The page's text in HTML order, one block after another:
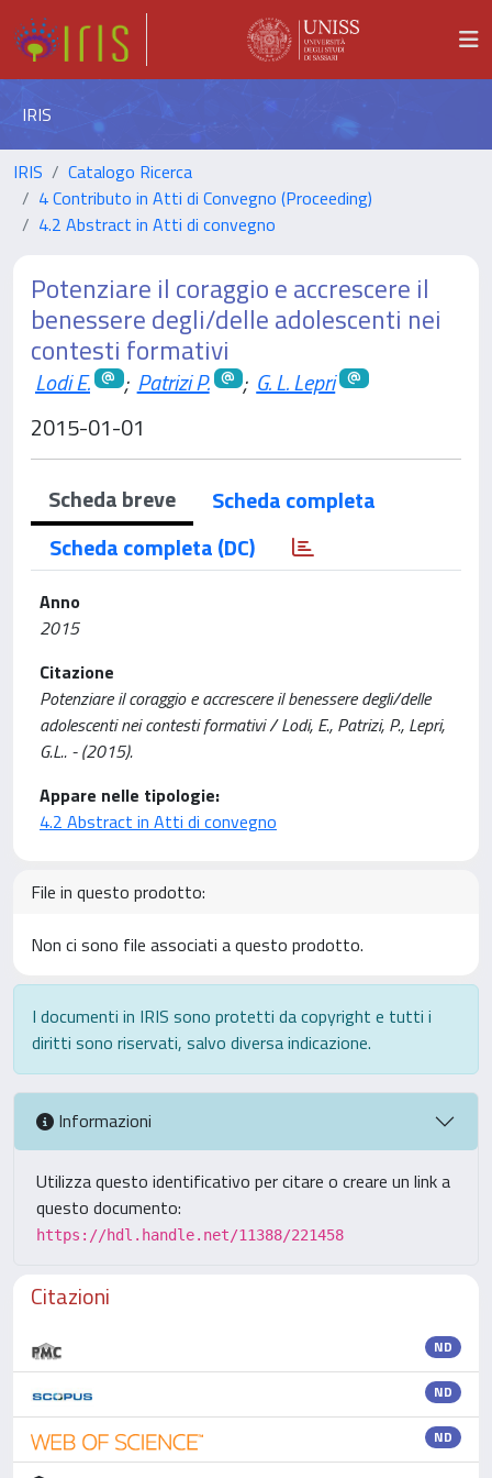
IRIS
IRIS
Catalogo Ricerca
4 Contributo in Atti di Convegno (Proceeding)
4.2 Abstract in Atti di convegno
Potenziare il coraggio e accrescere il
benessere degli/delle adolescenti nei
contesti formativi
Lodi E. ; Patrizi P. ; G. L. Lepri
2015-01-01
Scheda breve
Scheda completa
Scheda completa (DC)
Anno
2015
Citazione
Potenziare il coraggio e accrescere il benessere degli/delle
adolescenti nei contesti formativi / Lodi, E., Patrizi, P., Lepri,
G.L.. - (2015).
Appare nelle tipologie:
4.2 Abstract in Atti di convegno
File in questo prodotto:
Non ci sono file associati a questo prodotto.
I documenti in IRIS sono protetti da copyright e tutti i
diritti sono riservati, salvo diversa indicazione.
Informazioni
Utilizza questo identificativo per citare o creare un link a
questo documento:
https://hdl.handle.net/11388/221458
Citazioni
ND
ND
ND